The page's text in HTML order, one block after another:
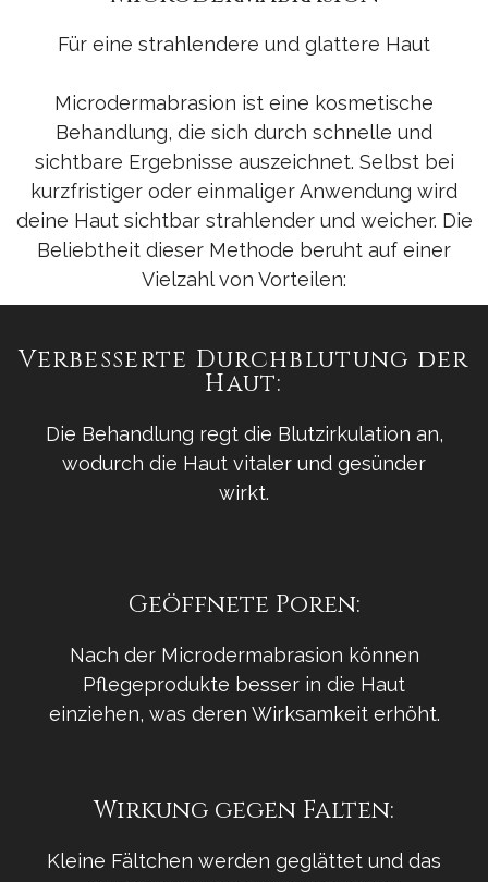
Für eine strahlendere und glattere Haut
Microdermabrasion ist eine kosmetische
Behandlung, die sich durch schnelle und
sichtbare Ergebnisse auszeichnet. Selbst bei
kurzfristiger oder einmaliger Anwendung wird
deine Haut sichtbar strahlender und weicher. Die
Beliebtheit dieser Methode beruht auf einer
Vielzahl von Vorteilen:
Verbesserte Durchblutung der
Haut:
Die Behandlung regt die Blutzirkulation an,
wodurch die Haut vitaler und gesünder
wirkt.
Geöffnete Poren:
Nach der Microdermabrasion können
Pflegeprodukte besser in die Haut
einziehen, was deren Wirksamkeit erhöht.
Wirkung gegen Falten:
Kleine Fältchen werden geglättet und das